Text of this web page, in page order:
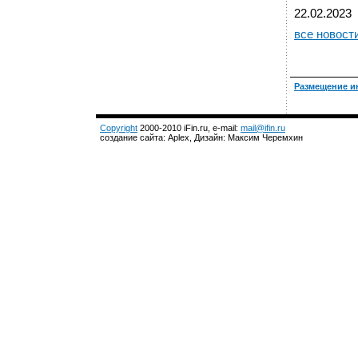
22.02.2023
все
Размещение
Copyright 2000-2010 iFin.ru, e-mail: mail@ifin.ru
создание сайта: Aplex, Дизайн: Максим Черемхин